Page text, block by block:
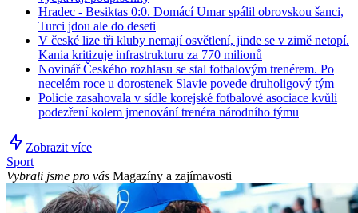
Hradec - Besiktas 0:0. Domácí Umar spálil obrovskou šanci,
Turci jdou ale do deseti
V české lize tři kluby nemají osvětlení, jinde se v zimě netopí.
Kania kritizuje infrastrukturu za 770 milionů
Novinář Českého rozhlasu se stal fotbalovým trenérem. Po
necelém roce u dorostenek Slavie povede druholigový tým
Policie zasahovala v sídle korejské fotbalové asociace kvůli
podezření kolem jmenování trenéra národního týmu
Zobrazit více
Sport
Vybrali jsme pro vás Magazíny a zajímavosti